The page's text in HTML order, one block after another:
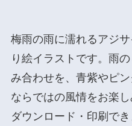
梅雨の雨に濡れるアジ
り絵イラストです。雨
み合わせを、青紫やピ
ならではの風情をお楽
ダウンロード・印刷でき